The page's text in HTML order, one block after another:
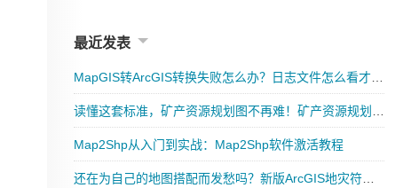
最近发表
Map2Shp从入门到实战：Map2Shp软件激活教程